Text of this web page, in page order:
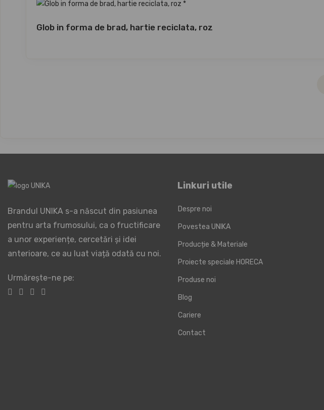
Glob in forma de brad, hartie reciclata, roz
Brandul UNIKA s-a născut din pasiunea
pentru arta frumosului, ca o fructificare
a unor experiențe, cercetări și idei
anterioare, ce au luat viață odată cu noi.
Urmărește-ne pe:
Linkuri utile
Despre noi
Povestea UNIKA
Producție & Materiale
Proiecte speciale HORECA
Produse noi
Blog
Cariere
Contact